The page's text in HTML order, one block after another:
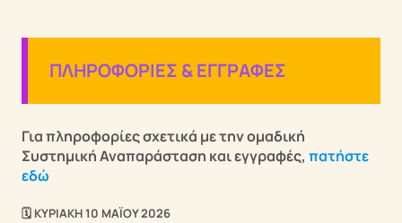
ΠΛΗΡΟΦΟΡΙΕΣ & ΕΓΓΡΑΦΕΣ
Για πληροφορίες σχετικά με την ομαδική
Συστημική Αναπαράσταση και εγγραφές,πατήστε
εδώ
🗓️ ΚΥΡΙΑΚΗ 10 ΜΑΪΟΥ 2026